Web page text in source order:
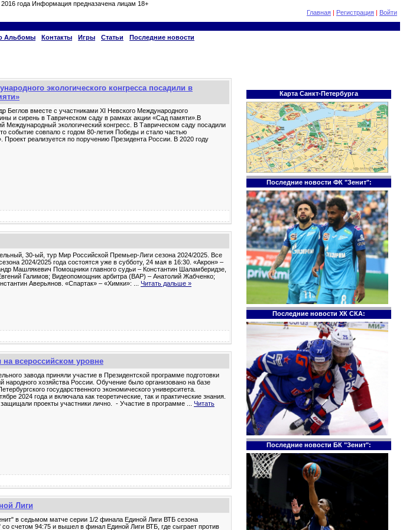
года Информация предназачена лицам 18+
Главная | Регистрация | Войти
Альбомы Контакты Игры Статьи Последние новости
экологического конгресса посадили в
Беглов вместе с участниками XI Невского Международного
и сирень в Таврическом саду в рамках акции «Сад памяти».В
Международный экологический конгресс. В Таврическом саду посадили
событие совпало с годом 80-летия Победы и стало частью
Проект реализуется по поручению Президента России. В 2020 году
30-ый, тур Мир Российской Премьер-Лиги сезона 2024/2025. Все
2024/2025 года состоятся уже в субботу, 24 мая в 16:30. «Акрон» –
Машлякевич Помощники главного судьи – Константин Шаламберидзе,
Галимов; Видеопомощник арбитра (ВАР) – Анатолий Жабченко;
Аверьянов. «Спартак» – «Химки»:
Читать дальше »
на всероссийском уровне
завода приняли участие в Президентской программе подготовки
народного хозяйства России. Обучение было организовано на базе
государственного экономического университета.
2024 года и включала как теоретические, так и практические знания.
проекты участники лично. - Участие в программе
Читать
Лиги
в седьмом матче серии 1/2 финала Единой Лиги ВТБ сезона
счетом 94:75 и вышел в финал Единой Лиги ВТБ, где сыграет против
Карта Санкт-Петербурга
Последние новости ФК "Зенит":
Последние новости ХК СКА:
Последние новости БК "Зенит":